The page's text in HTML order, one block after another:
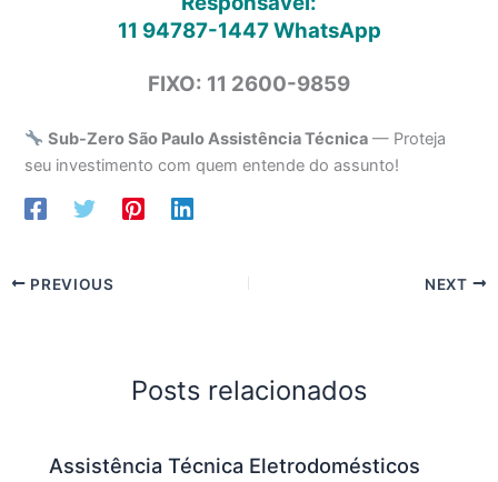
11 94787-1447WhatsApp
FIXO: 11 2600-9859
Sub-Zero São Paulo Assistência Técnica — Proteja
seu investimento com quem entende do assunto!
PREVIOUS NEXT
Posts relacionados
Assistência Técnica Eletrodomésticos